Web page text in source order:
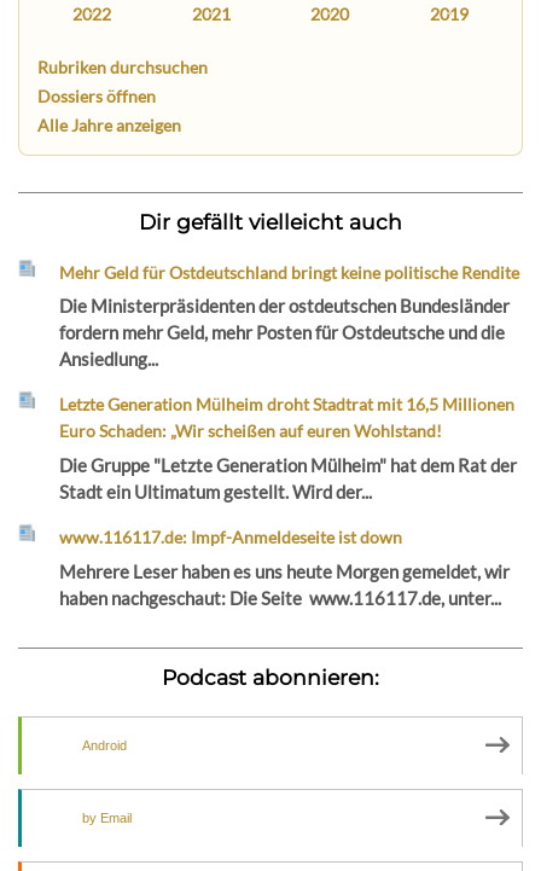
2022 2021 2020 2019
Rubriken durchsuchen
Dossiers öffnen
Alle Jahre anzeigen
Dir gefällt vielleicht auch
Mehr Geld für Ostdeutschland bringt keine politische Rendite
Die Ministerpräsidenten der ostdeutschen Bundesländer
fordern mehr Geld, mehr Posten für Ostdeutsche und die
Ansiedlung...
Letzte Generation Mülheim droht Stadtrat mit 16,5 Millionen
Euro Schaden: „Wir scheißen auf euren Wohlstand!
Die Gruppe "Letzte Generation Mülheim" hat dem Rat der
Stadt ein Ultimatum gestellt. Wird der...
www.116117.de: Impf-Anmeldeseite ist down
Mehrere Leser haben es uns heute Morgen gemeldet, wir
haben nachgeschaut: Die Seite www.116117.de, unter...
Podcast abonnieren:
Android
by Email